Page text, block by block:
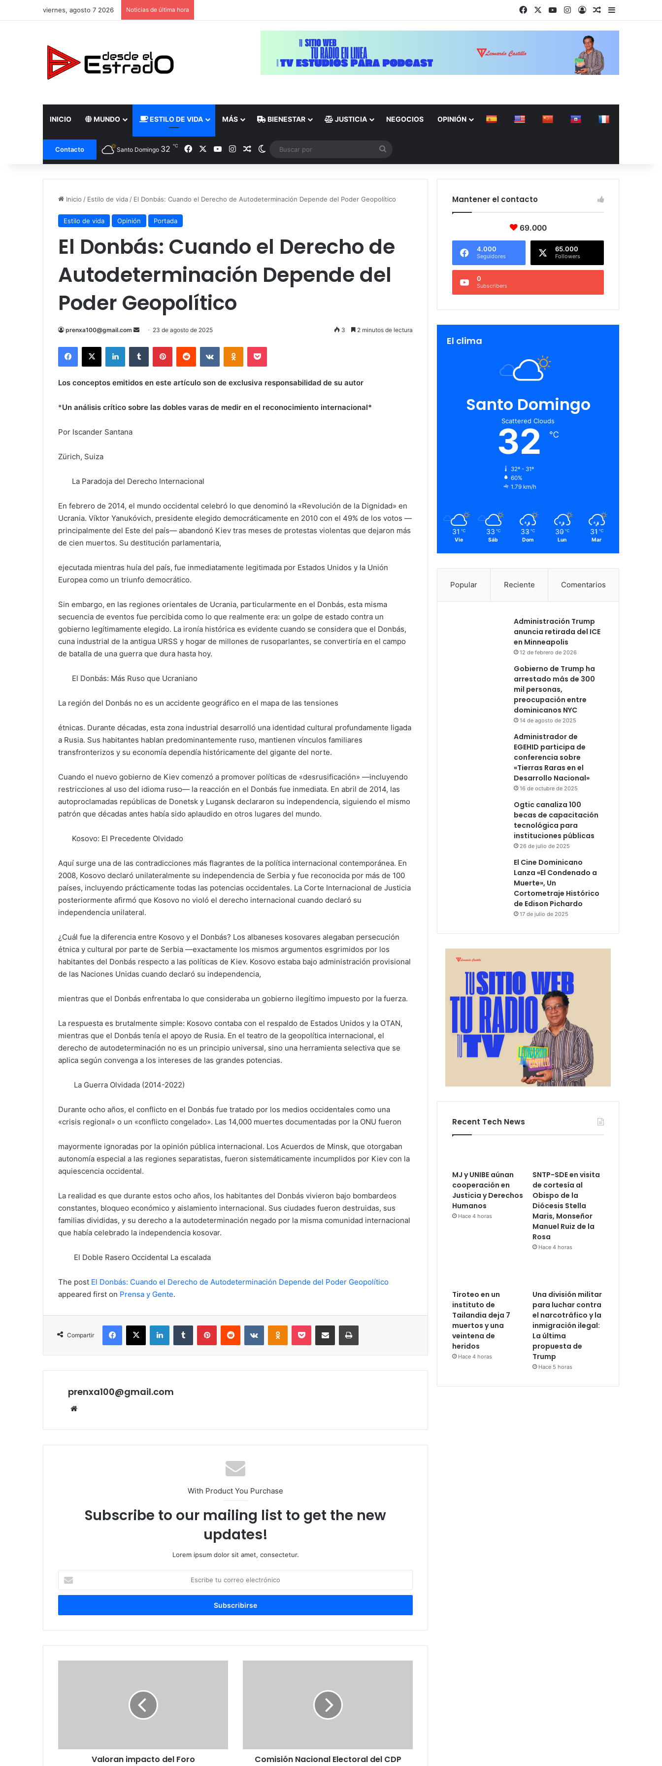
viernes, agosto 7 2026 Noticias de última hora FacebookYouTubeInstagram
AccesoPublicación al
Barra lateral
INICIO MUNDO ESTILO DE VIDA MÁS BIENESTAR JUSTICIA NEGOCIOS OPINIÓN
Contacto Santo Domingo 32 ℃ FacebookYouTubeInstagramPublicación al azar
Switch skin
por
Inicio / Estilo de vida / El Donbás: Cuando el Derecho de Autodeterminación Depende del Poder Geopolítico
Estilo de vida Opinión Portada
El Donbás: Cuando el Derecho de
Autodeterminación Depende del
Poder Geopolítico
prenxa100@gmail.com
Send
email
23 de agosto de 2025 3 2 minutos de lectura
Facebook
X LinkedInTumblr PinterestReddit VKontakteOdnoklassniki
Pocket
Los conceptos emitidos en este artículo son de exclusiva responsabilidad de su autor
*Un análisis crítico sobre las dobles varas de medir en el reconocimiento internacional*
Por Iscander Santana
Zürich, Suiza
La Paradoja del Derecho Internacional
En febrero de 2014, el mundo occidental celebró lo que denominó la «Revolución de la Dignidad» en
Ucrania. Víktor Yanukóvich, presidente elegido democráticamente en 2010 con el 49% de los votos —
principalmente del Este del país— abandonó Kiev tras meses de protestas violentas que dejaron más
de cien muertos. Su destitución parlamentaria,
ejecutada mientras huía del país, fue inmediatamente legitimada por Estados Unidos y la Unión
Europea como un triunfo democrático.
Sin embargo, en las regiones orientales de Ucrania, particularmente en el Donbás, esta misma
secuencia de eventos fue percibida como lo que realmente era: un golpe de estado contra un
gobierno legítimamente elegido. La ironía histórica es evidente cuando se considera que el Donbás,
cuna industrial de la antigua URSS y hogar de millones de rusoparlantes, se convertiría en el campo
de batalla de una guerra que dura hasta hoy.
El Donbás: Más Ruso que Ucraniano
La región del Donbás no es un accidente geográfico en el mapa de las tensiones
étnicas. Durante décadas, esta zona industrial desarrolló una identidad cultural profundamente ligada
a Rusia. Sus habitantes hablan predominantemente ruso, mantienen vínculos familiares
transfronterizos y su economía dependía históricamente del gigante del norte.
Cuando el nuevo gobierno de Kiev comenzó a promover políticas de «desrusificación» —incluyendo
restricciones al uso del idioma ruso— la reacción en el Donbás fue inmediata. En abril de 2014, las
autoproclamadas repúblicas de Donetsk y Lugansk declararon su independencia, siguiendo el mismo
patrón que décadas antes había sido aplaudido en otros lugares del mundo.
Kosovo: El Precedente Olvidado
Aquí surge una de las contradicciones más flagrantes de la política internacional contemporánea. En
2008, Kosovo declaró unilateralmente su independencia de Serbia y fue reconocida por más de 100
países, incluyendo prácticamente todas las potencias occidentales. La Corte Internacional de Justicia
posteriormente afirmó que Kosovo no violó el derecho internacional cuando declaró su
independencia unilateral.
¿Cuál fue la diferencia entre Kosovo y el Donbás? Los albaneses kosovares alegaban persecución
étnica y cultural por parte de Serbia —exactamente los mismos argumentos esgrimidos por los
habitantes del Donbás respecto a las políticas de Kiev. Kosovo estaba bajo administración provisional
de las Naciones Unidas cuando declaró su independencia,
mientras que el Donbás enfrentaba lo que consideraba un gobierno ilegítimo impuesto por la fuerza.
La respuesta es brutalmente simple: Kosovo contaba con el respaldo de Estados Unidos y la OTAN,
mientras que el Donbás tenía el apoyo de Rusia. En el teatro de la geopolítica internacional, el
derecho de autodeterminación no es un principio universal, sino una herramienta selectiva que se
aplica según convenga a los intereses de las grandes potencias.
La Guerra Olvidada (2014-2022)
Durante ocho años, el conflicto en el Donbás fue tratado por los medios occidentales como una
«crisis regional» o un «conflicto congelado». Las 14,000 muertes documentadas por la ONU fueron
mayormente ignoradas por la opinión pública internacional. Los Acuerdos de Minsk, que otorgaban
autonomía especial a las regiones separatistas, fueron sistemáticamente incumplidos por Kiev con la
aquiescencia occidental.
La realidad es que durante estos ocho años, los habitantes del Donbás vivieron bajo bombardeos
constantes, bloqueo económico y aislamiento internacional. Sus ciudades fueron destruidas, sus
familias divididas, y su derecho a la autodeterminación negado por la misma comunidad internacional
que había celebrado la independencia kosovar.
El Doble Rasero Occidental La escalada
The post El Donbás: Cuando el Derecho de Autodeterminación Depende del Poder Geopolítico
appeared first on Prensa y Gente.
Compartir
Facebook
X LinkedInTumblr PinterestReddit VKontakteOdnoklassniki
Pocket Compartir por correo electrónicoImprimir
prenxa100@gmail.com
With Product You Purchase
Subscribe to our mailing list to get the new
updates!
Lorem ipsum dolor sit amet, consectetur.
correo
GastronómicoDominicano
y
Valoran impacto del Foro
no
puedeComisión Nacional Electoral del CDP
Mantener el contacto
69.000
4.000
Seguidores
65.000
Followers
0
Subscribers
El clima
Santo Domingo
Scattered Clouds
32 ℃
32º - 31º
60%
1.79 km/h
31 ℃
Vie
33 ℃
Sáb
33 ℃
Dom
30 ℃
Lun
31 ℃
Mar
Popular Reciente Comentarios
Administración Trump
anuncia retirada del ICE
en Minneapolis
12 de febrero de 2026
Gobierno de Trump ha
arrestado más de 300
mil personas,
preocupación entre
dominicanos NYC
14 de agosto de 2025
Administrador de
EGEHID participa de
conferencia sobre
«Tierras Raras en el
Desarrollo Nacional»
16 de octubre de 2025
Ogtic canaliza 100
becas de capacitación
tecnológica para
instituciones públicas
26 de julio de 2025
El Cine Dominicano
Lanza «El Condenado a
Muerte», Un
Cortometraje Histórico
de Edison Pichardo
17 de julio de 2025
Recent Tech News
MJ y UNIBE aúnan
cooperación en
Justicia y Derechos
Humanos
Hace 4 horas
SNTP-SDE en visita
de cortesía al
Obispo de la
Diócesis Stella
Maris, Monseñor
Manuel Ruiz de la
Rosa
Hace 4 horas
Tiroteo en un
instituto de
Tailandia deja 7
muertos y una
veintena de
heridos
Hace 4 horas
Una división militar
para luchar contra
el narcotráfico y la
inmigración ilegal:
La última
propuesta de
Trump
Hace 5 horas